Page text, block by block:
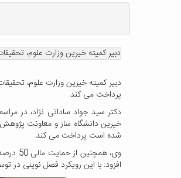
دبیر کمیته خیرین وزارت علوم، تحقیقات و فناوری گفت: وزارت علوم 50
پرداخت می کند.
دکتر سید جواد ساداتی نژاد، در
شده است پرداخت می کند.
وی،
افزود: با این رویکرد فصل نوینی